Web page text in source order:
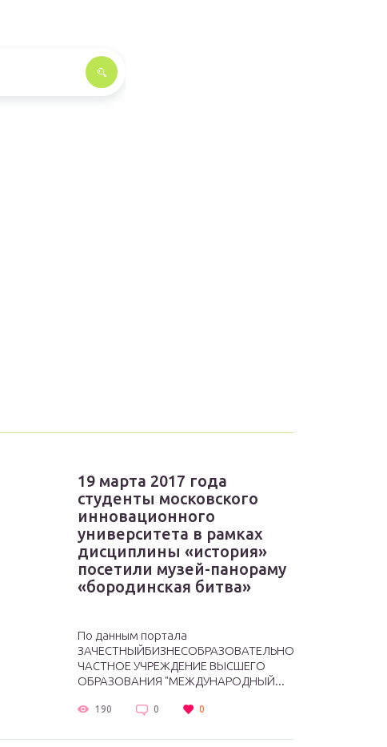
19 марта 2017 года
студенты московского
инновационного
университета в рамках
дисциплины «история»
посетили музей-панораму
«бородинская битва»
По данным портала
ЗАЧЕСТНЫЙБИЗНЕСОБРАЗОВАТЕЛЬНОЕ
ЧАСТНОЕ УЧРЕЖДЕНИЕ ВЫСШЕГО
ОБРАЗОВАНИЯ "МЕЖДУНАРОДНЫЙ...
190 0 0